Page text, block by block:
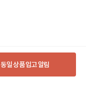
동일 상품 입고 알림